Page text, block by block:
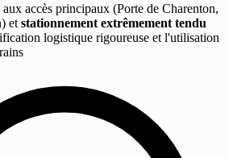
accès principaux (Porte de Charenton,
et stationnement extrêmement tendu
logistique rigoureuse et l'utilisation